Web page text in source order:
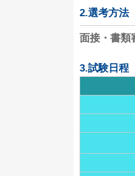
2.選考方法
面接・書類
3.試験日程